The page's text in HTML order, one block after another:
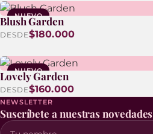
NUEVO
Blush Garden
DESDE$180.000
NUEVO
Lovely Garden
DESDE$160.000
NEWSLETTER
Suscríbete a nuestras novedades